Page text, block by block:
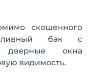
скошенного
бак с
дверные окна
видимость.